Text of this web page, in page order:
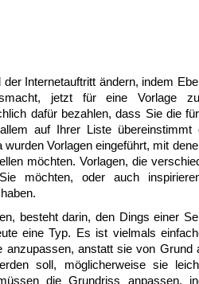
Internetauftritt ändern, indem
jetzt für eine Vorlage
dafür bezahlen, dass Sie die
auf Ihrer Liste übereinstimmt
Vorlagen eingeführt, mit
möchten. Vorlagen, die
möchten, oder auch
besteht darin, den Dings einer
eine Typ. Es ist vielmals
anstatt sie von Grund
soll, möglicherweise sie
die Grundriss anpassen,